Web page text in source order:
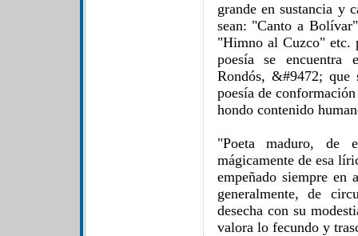
grande en sustancia y
sean: "Canto a
"Himno al Cuzco" etc.
poesía se encuentra
Rondós, &#9472;
poesía de
hondo contenido
"Poeta maduro, de
mágicamente de esa
empeñado siempre en
generalmente, de
desecha con su
valora lo fecundo y